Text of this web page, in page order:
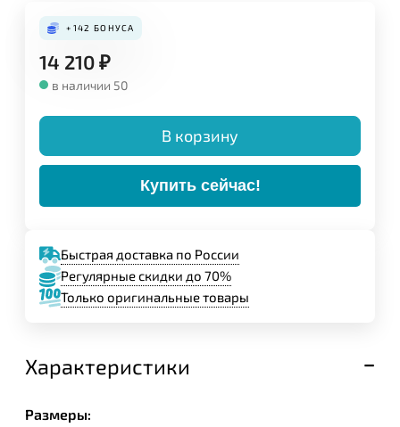
+142 БОНУСА
14 210₽
в наличии 50
В корзину
Купить сейчас!
Быстрая доставка по России
Регулярные скидки до 70%
Только оригинальные товары
Характеристики
Размеры:
Имя